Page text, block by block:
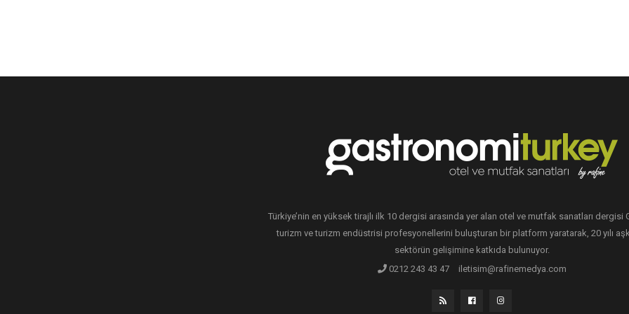
Türkiye’nin en yüksek tirajlı ilk 10 dergisi arasında yer alan otel ve mutfak sanatları dergisi
turizm ve turizm endüstrisi profesyonellerini buluşturan bir platform yaratarak, 20 yılı
sektörün gelişimine katkıda bulunuyor.
0212 243 43 47
iletisim@rafinemedya.com